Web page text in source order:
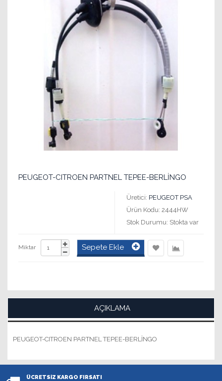
PEUGEOT-CITROEN PARTNEL TEPEE-BERLİNGO
Üretici: PEUGEOT PSA
Ürün Kodu: 2444HW
Stok Durumu: Stokta var
Miktar Sepete Ekle
AÇIKLAMA
PEUGEOT-CITROEN PARTNEL TEPEE-BERLİNGO
ÜCRETSIZ KARGO FIRSATI